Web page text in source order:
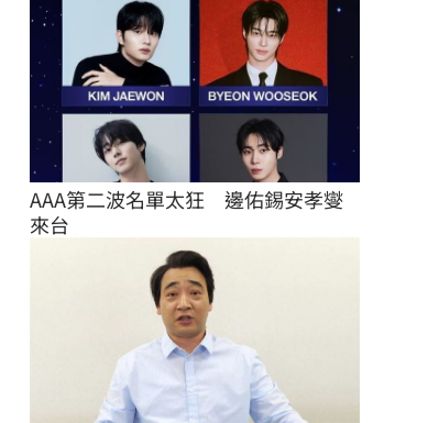
AAA第二波名單太狂　邊佑錫安孝燮
來台